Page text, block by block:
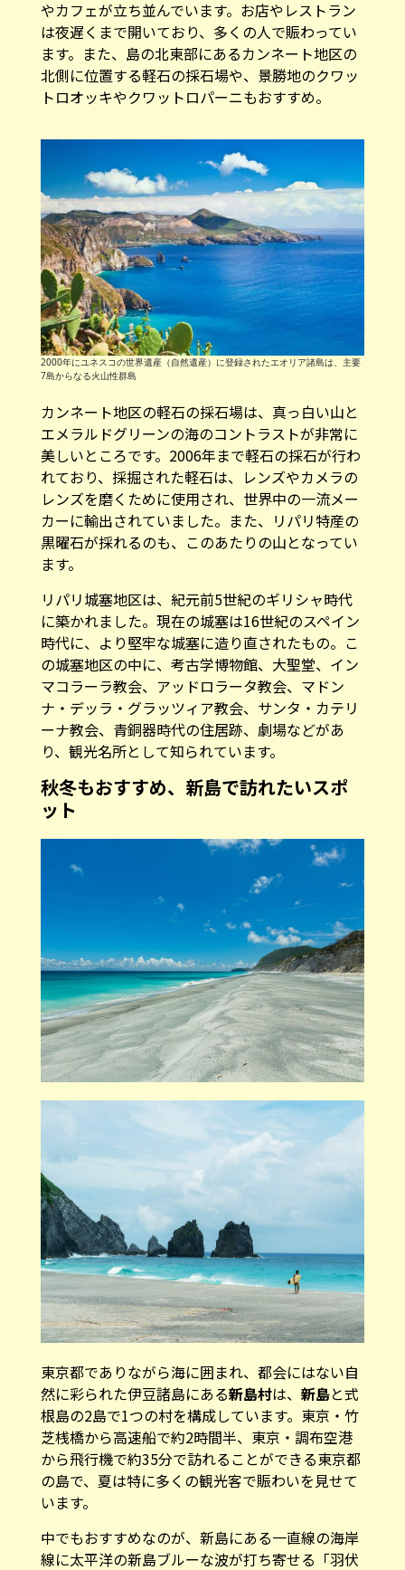
やカフェが立ち並んでいます。お店やレストラン
は夜遅くまで開いており、多くの人で賑わってい
ます。また、島の北東部にあるカンネート地区の
北側に位置する軽石の採石場や、景勝地のクワッ
トロオッキやクワットロパーニもおすすめ。
2000年にユネスコの世界遺産（自然遺産）に登録されたエオリア諸島は、主要
7島からなる火山性群島
カンネート地区の軽石の採石場は、真っ白い山と
エメラルドグリーンの海のコントラストが非常に
美しいところです。2006年まで軽石の採石が行わ
れており、採掘された軽石は、レンズやカメラの
レンズを磨くために使用され、世界中の一流メー
カーに輸出されていました。また、リパリ特産の
黒曜石が採れるのも、このあたりの山となってい
ます。
リパリ城塞地区は、紀元前5世紀のギリシャ時代
に築かれました。現在の城塞は16世紀のスペイン
時代に、より堅牢な城塞に造り直されたもの。こ
の城塞地区の中に、考古学博物館、大聖堂、イン
マコラーラ教会、アッドロラータ教会、マドン
ナ・デッラ・グラッツィア教会、サンタ・カテリ
ーナ教会、青銅器時代の住居跡、劇場などがあ
り、観光名所として知られています。
秋冬もおすすめ、新島で訪れたいスポ
ット
東京都でありながら海に囲まれ、都会にはない自
然に彩られた伊豆諸島にある新島村は、 新島と式
根島の2島で1つの村を構成しています。東京・竹
芝桟橋から高速船で約2時間半、東京・調布空港
から飛行機で約35分で訪れることができる東京都
の島で、夏は特に多くの観光客で賑わいを見せて
います。
中でもおすすめなのが、新島にある一直線の海岸
線に太平洋の新島ブルーな波が打ち寄せる「羽伏